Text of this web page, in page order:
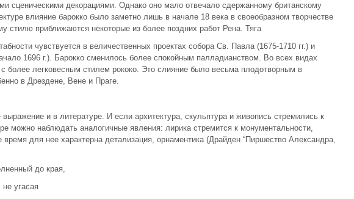
сценическими декорациями. Однако оно мало отвечало сдержанному британскому
влияние барокко было заметно лишь в начале 18 века в своеобразном творчестве
стилю приближаются некоторые из более поздних работ Рена. Тяга
чувствуется в величественных проектах собора Св. Павла (1675-1710 гг.) и
1696 г.). Барокко сменилось более спокойным палладианством. Во всех видах
с более легковесным стилем рококо. Это слияние было весьма плодотворным в
в Дрездене, Вене и Праге.
и в литературе. И если архитектура, скульптура и живопись стремились к
можно наблюдать аналогичные явления: лирика стремится к монументальности,
время для нее характерна детализация, орнаментика (Драйден “Пиршество Александра,
до края,
не угасая